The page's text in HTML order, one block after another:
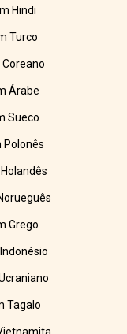
Hindi
Turco
Árabe
Sueco
Polonês
Grego
Tagalo